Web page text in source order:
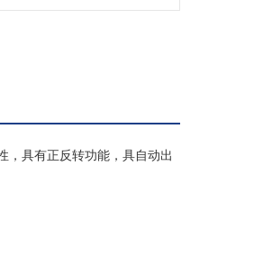
，具有正反转功能，具自动出